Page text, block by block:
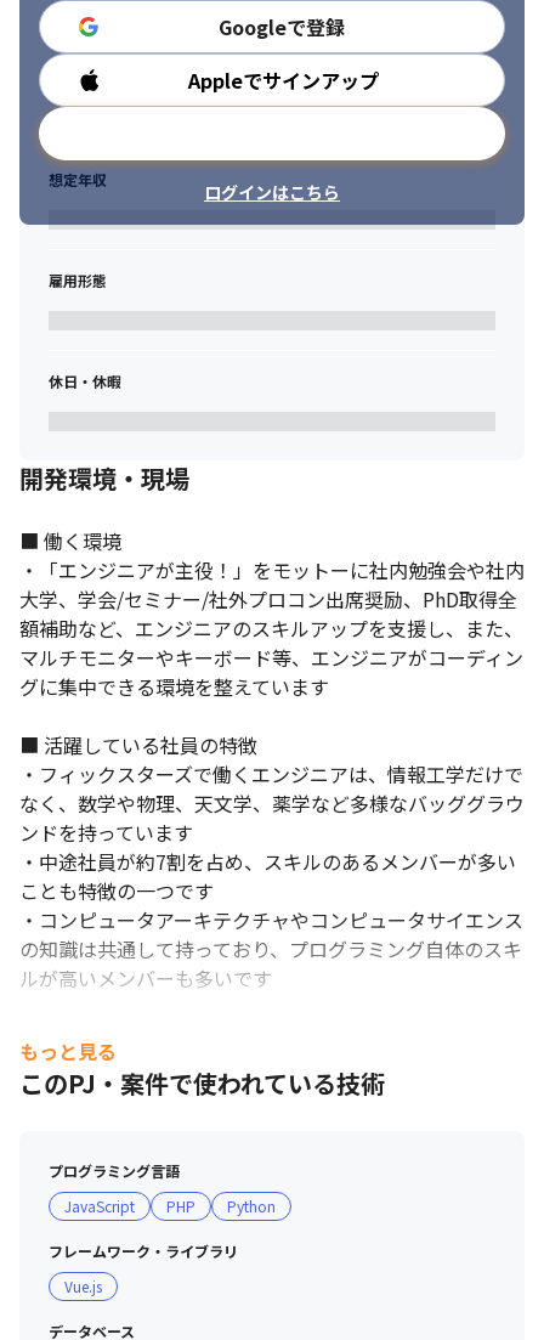
Googleで登録
Appleでサインアップ
ログインはこちら
勤務時間
想定年収
雇用形態
休日・休暇
開発環境・現場
■ 働く環境
・「エンジニアが主役！」をモットーに社内勉強会や社内
大学、学会/セミナー/社外プロコン出席奨励、PhD取得全
額補助など、エンジニアのスキルアップを支援し、また、
マルチモニターやキーボード等、エンジニアがコーディン
グに集中できる環境を整えています
■ 活躍している社員の特徴
・フィックスターズで働くエンジニアは、情報工学だけで
なく、数学や物理、天文学、薬学など多様なバッググラウ
ンドを持っています
・中途社員が約7割を占め、スキルのあるメンバーが多い
ことも特徴の一つです
・コンピュータアーキテクチャやコンピュータサイエンス
の知識は共通して持っており、プログラミング自体のスキ
ルが高いメンバーも多いです
■ 現場・社員の雰囲気
・当社に所属している社員の平均年齢は35.3歳で、若手の
うちから最前線で活躍できます
・エンジニアであっても、マネージャーに対して対等に議
論ができるなど、職位に関係なく意見が言えるフラットな
環境は、設立当初から続いている文化の一つです
もっと見る
このPJ・案件で使われている技術
プログラミング言語
JavaScript
PHP Python
フレームワーク・ライブラリ
Vue.js
データベース